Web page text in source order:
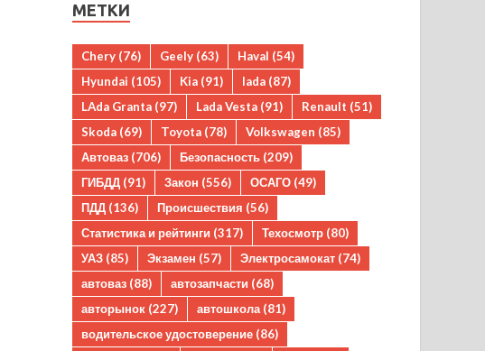
МЕТКИ
Chery (76) Geely (63) Haval (54)
Hyundai (105) Kia (91) lada (87)
LAda Granta (97) Lada Vesta (91) Renault (51)
Skoda (69) Toyota (78) Volkswagen (85)
Автоваз (706) Безопасность (209)
ГИБДД (91) Закон (556) ОСАГО (49)
ПДД (136) Происшествия (56)
Статистика и рейтинги (317) Техосмотр (80)
УАЗ (85) Экзамен (57) Электросамокат (74)
автоваз (88) автозапчасти (68)
авторынок (227) автошкола (81)
водительское удостоверение (86)